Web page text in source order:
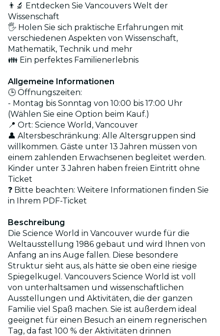
👨‍🔬 Entdecken Sie Vancouvers Welt der
Wissenschaft
🖐 Holen Sie sich praktische Erfahrungen mit
verschiedenen Aspekten von Wissenschaft,
Mathematik, Technik und mehr
👪 Ein perfektes Familienerlebnis
Allgemeine Informationen
🕒 Öffnungszeiten:
- Montag bis Sonntag von 10:00 bis 17:00 Uhr
(Wählen Sie eine Option beim Kauf.)
📍 Ort: Science World, Vancouver
👤 Altersbeschränkung: Alle Altersgruppen sind
willkommen. Gäste unter 13 Jahren müssen von
einem zahlenden Erwachsenen begleitet werden.
Kinder unter 3 Jahren haben freien Eintritt ohne
Ticket
❓ Bitte beachten: Weitere Informationen finden Sie
in Ihrem PDF-Ticket
Beschreibung
Die Science World in Vancouver wurde für die
Weltausstellung 1986 gebaut und wird Ihnen von
Anfang an ins Auge fallen. Diese besondere
Struktur sieht aus, als hätte sie oben eine riesige
Spiegelkugel. Vancouvers Science World ist voll
von unterhaltsamen und wissenschaftlichen
Ausstellungen und Aktivitäten, die der ganzen
Familie viel Spaß machen. Sie ist außerdem ideal
geeignet für einen Besuch an einem regnerischen
Tag, da fast 100 % der Aktivitäten drinnen